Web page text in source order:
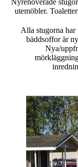
Nyrenoverade
utemöbler.
Alla stugorna har
bäddsoffor är
Nya/